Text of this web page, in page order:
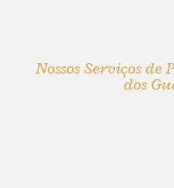
Nossos Serviços de
dos